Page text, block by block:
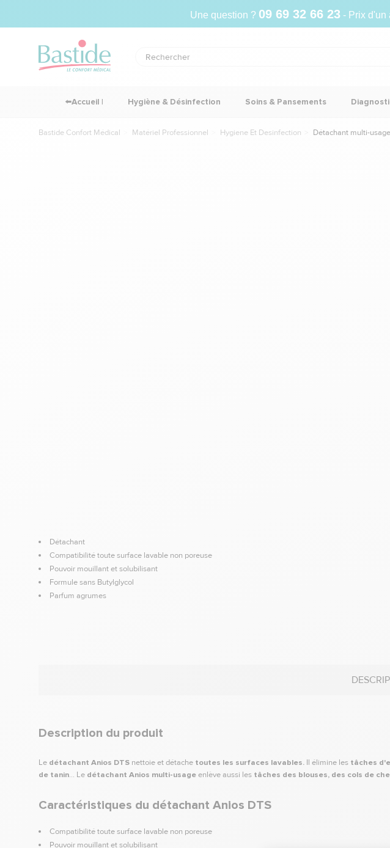
Une question ? 09 69 32 66 23- Prix d'un
⬅️Accueil | Hygiène & Désinfection Soins & Pansements
Bastide Confort Médical Matériel Professionnel Hygiene Et Desinfection Détachant multi-
Détachant
Compatibilité toute surface lavable non poreuse
Pouvoir mouillant et solubilisant
Formule sans Butylglycol
Parfum agrumes
Description du produit
Le détachant Anios DTS nettoie et détache toutes les surfaces lavables. Il élimine les tâches
de tanin... Le détachant Anios multi-usageenlève aussi les tâches des blouses, des cols de
Caractéristiques du détachant Anios DTS
Compatibilité toute surface lavable non poreuse
Pouvoir mouillant et solubilisant